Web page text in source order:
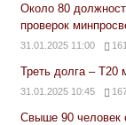
Около 80
проверок
31.01.2025 11:00
Треть долга – Т20
31.01.2025 10:45
Свыше 90 человек